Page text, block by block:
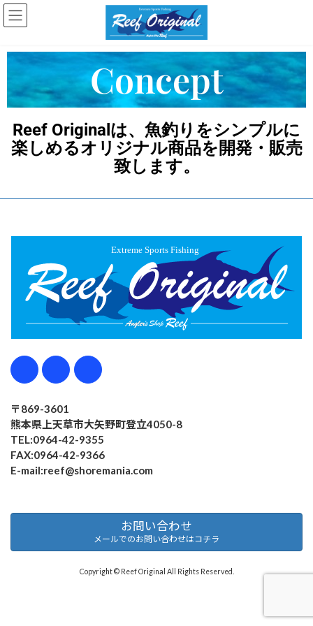
Concept
Reef Originalは、魚釣りをシンプルに
楽しめるオリジナル商品を開発・販売
致します。
〒869-3601
熊本県上天草市大矢野町登立4050-8
TEL:0964-42-9355
FAX:0964-42-9366
E-mail:reef@shoremania.com
お問い合わせ
メールでのお問い合わせはコチラ
Copyright © Reef Original All Rights Reserved.